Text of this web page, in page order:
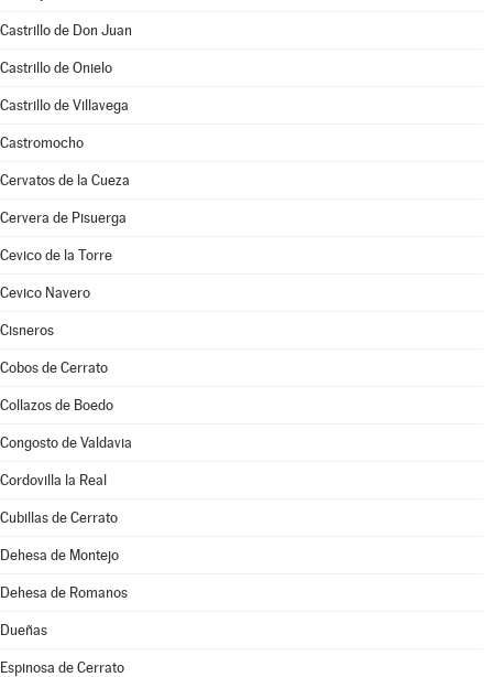
Castrillo de Don Juan
Castrillo de Onielo
Castrillo de Villavega
Castromocho
Cervatos de la Cueza
Cervera de Pisuerga
Cevico de la Torre
Cevico Navero
Cisneros
Cobos de Cerrato
Collazos de Boedo
Congosto de Valdavia
Cordovilla la Real
Cubillas de Cerrato
Dehesa de Montejo
Dehesa de Romanos
Dueñas
Espinosa de Cerrato